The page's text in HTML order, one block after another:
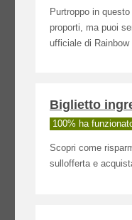
Purtroppo in
proporti, ma puoi
ufficiale di Rainbow
Biglietto
100% ha
Scopri come
sullofferta e